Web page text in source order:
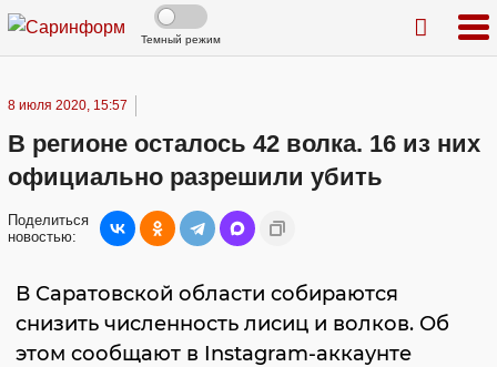
Темный режим
8 июля 2020, 15:57
В регионе осталось 42 волка. 16 из них
официально разрешили убить
Поделиться
новостью:
В Саратовской области собираются
снизить численность лисиц и волков. Об
этом сообщают в Instagram-аккаунте